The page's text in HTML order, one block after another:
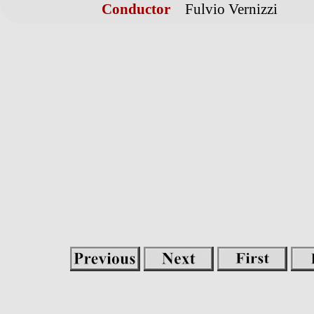
Conductor Fulvio Vernizzi